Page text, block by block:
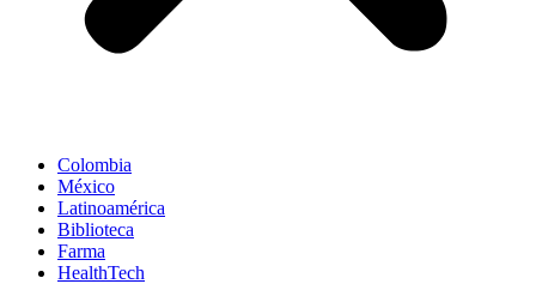
Colombia
México
Latinoamérica
Biblioteca
Farma
HealthTech